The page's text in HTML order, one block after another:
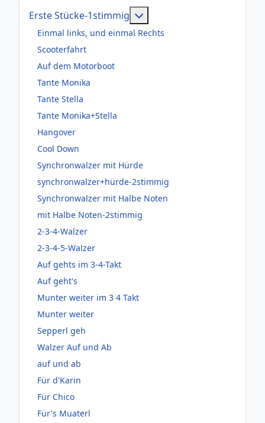
Erste Stücke-1stimmig
Einmal links, und einmal Rechts
Scooterfahrt
Auf dem Motorboot
Tante Monika
Tante Stella
Tante Monika+Stella
Hangover
Cool Down
Synchronwalzer mit Hürde
synchronwalzer+hürde-2stimmig
Synchronwalzer mit Halbe Noten
mit Halbe Noten-2stimmig
2-3-4-Walzer
2-3-4-5-Walzer
Auf gehts im 3-4-Takt
Auf geht's
Munter weiter im 3 4 Takt
Munter weiter
Sepperl geh
Walzer Auf und Ab
auf und ab
Für d'Karin
Für Chico
Für's Muaterl